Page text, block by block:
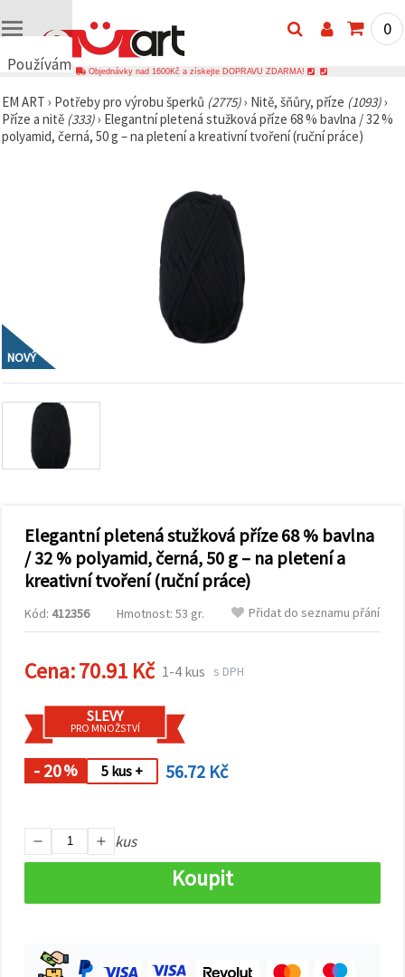
Používáme
🍪
Používáme
cookies a
souhlasem
analyzovali
návštěvnost
a
zobrazovali
obsah a
reklamu, a
pomocí
našich
marketing.
Můžete
souhlasit s
použitím
cookies
kliknutím
vše!" Nebo
můžete
preference v
Nastavení
výběrem
cookies a
"Uložit"
0
Objednávky nad 1600Kč a získejte DOPRAVU ZDARMA!
EM ART › Potřeby pro výrobu šperků (2775)› Nitě, šňůry, příze (1093)›
Příze a nitě (333)› Elegantní pletená stužková příze 68 % bavlna / 32 %
polyamid, černá, 50 g – na pletení a kreativní tvoření (ruční práce)
NOVÝ
Elegantní pletená stužková příze 68 % bavlna
/ 32 % polyamid, černá, 50 g – na pletení a
kreativní tvoření (ruční práce)
Kód: 412356 Hmotnost: 53 gr. Přidat do seznamu přání
Cena:70.91 Kč 1-4 kus s DPH
SLEVY
PRO MNOŽSTVÍ
- 20% 5 kus + 56.72 Kč
kus
Koupit